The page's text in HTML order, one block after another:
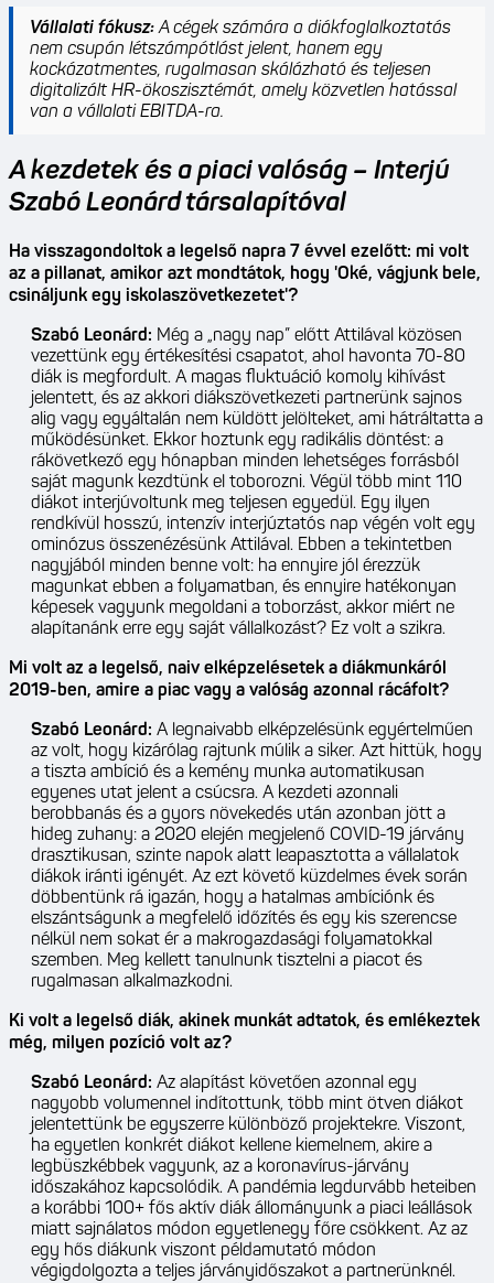
Vállalati fókusz:A cégek számára a diákfoglalkoztatás
nem csupán létszámpótlást jelent, hanem egy
kockázatmentes, rugalmasan skálázható és teljesen
digitalizált HR-ökoszisztémát, amely közvetlen hatással
van a vállalati EBITDA-ra.
A kezdetek és a piaci valóság – Interjú
Szabó Leonárd társalapítóval
Ha visszagondoltok a legelső napra 7 évvel ezelőtt: mi volt
az a pillanat, amikor azt mondtátok, hogy 'Oké, vágjunk bele,
csináljunk egy iskolaszövetkezetet'?
Szabó Leonárd: Még a „nagy nap” előtt Attilával közösen
vezettünk egy értékesítési csapatot, ahol havonta 70-80
diák is megfordult. A magas fluktuáció komoly kihívást
jelentett, és az akkori diákszövetkezeti partnerünk sajnos
alig vagy egyáltalán nem küldött jelölteket, ami hátráltatta a
működésünket. Ekkor hoztunk egy radikális döntést: a
rákövetkező egy hónapban minden lehetséges forrásból
saját magunk kezdtünk el toborozni. Végül több mint 110
diákot interjúvoltunk meg teljesen egyedül. Egy ilyen
rendkívül hosszú, intenzív interjúztatós nap végén volt egy
ominózus összenézésünk Attilával. Ebben a tekintetben
nagyjából minden benne volt: ha ennyire jól érezzük
magunkat ebben a folyamatban, és ennyire hatékonyan
képesek vagyunk megoldani a toborzást, akkor miért ne
alapítanánk erre egy saját vállalkozást? Ez volt a szikra.
Mi volt az a legelső, naiv elképzelésetek a diákmunkáról
2019-ben, amire a piac vagy a valóság azonnal rácáfolt?
Szabó Leonárd: A legnaivabb elképzelésünk egyértelműen
az volt, hogy kizárólag rajtunk múlik a siker. Azt hittük, hogy
a tiszta ambíció és a kemény munka automatikusan
egyenes utat jelent a csúcsra. A kezdeti azonnali
berobbanás és a gyors növekedés után azonban jött a
hideg zuhany: a 2020 elején megjelenő COVID-19 járvány
drasztikusan, szinte napok alatt leapasztotta a vállalatok
diákok iránti igényét. Az ezt követő küzdelmes évek során
döbbentünk rá igazán, hogy a hatalmas ambíciónk és
elszántságunk a megfelelő időzítés és egy kis szerencse
nélkül nem sokat ér a makrogazdasági folyamatokkal
szemben. Meg kellett tanulnunk tisztelni a piacot és
rugalmasan alkalmazkodni.
Ki volt a legelső diák, akinek munkát adtatok, és emlékeztek
még, milyen pozíció volt az?
Szabó Leonárd: Az alapítást követően azonnal egy
nagyobb volumennel indítottunk, több mint ötven diákot
jelentettünk be egyszerre különböző projektekre. Viszont,
ha egyetlen konkrét diákot kellene kiemelnem, akire a
legbüszkébbek vagyunk, az a koronavírus-járvány
időszakához kapcsolódik. A pandémia legdurvább heteiben
a korábbi 100+ fős aktív diák állományunk a piaci leállások
miatt sajnálatos módon egyetlenegy főre csökkent. Az az
egy hős diákunk viszont példamutató módon
végigdolgozta a teljes járványidőszakot a partnerünknél.